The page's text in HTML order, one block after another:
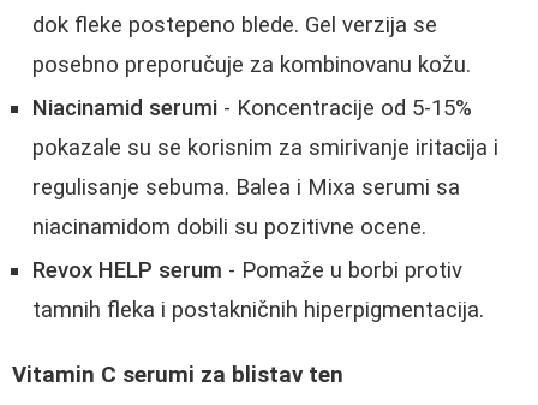
dok fleke postepeno blede. Gel verzija se
posebno preporučuje za kombinovanu kožu.
Niacinamid serumi - Koncentracije od 5-15%
pokazale su se korisnim za smirivanje iritacija i
regulisanje sebuma. Balea i Mixa serumi sa
niacinamidom dobili su pozitivne ocene.
Revox HELP serum - Pomaže u borbi protiv
tamnih fleka i postakničnih hiperpigmentacija.
Vitamin C serumi za blistav ten